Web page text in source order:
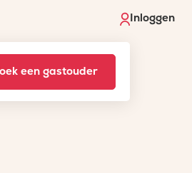
Inloggen
een gastouder